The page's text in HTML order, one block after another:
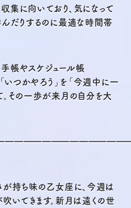
集に向いており、気になって
んだりするのに最適な時間帯
手帳やスケジュール帳
いつかやろう」を「今週中に一
。その一歩が来月の自分を大
が持ち味の乙女座に、今週は
いてきます。新月は遠くの世